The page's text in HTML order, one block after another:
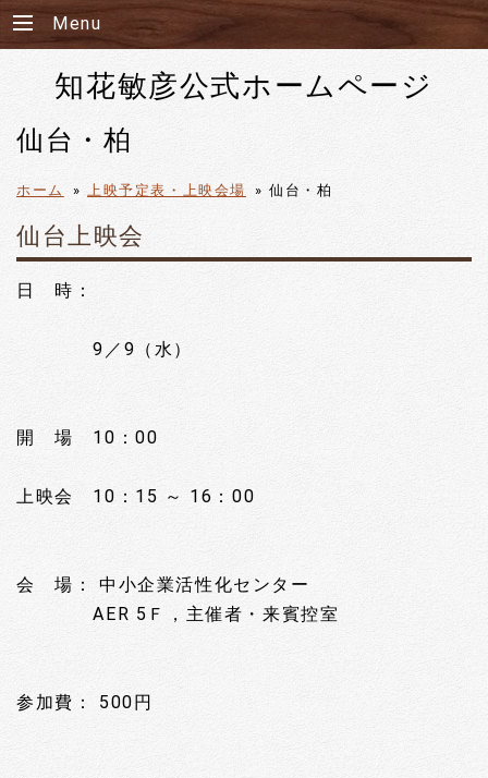
Menu
知花敏彦公式ホームページ
仙台・柏
ホーム » 上映予定表・上映会場 » 仙台・柏
仙台上映会
日 時：
9／9（水）
開 場 10：00
上映会 10：15 ～ 16：00
会 場： 中小企業活性化センター
AER 5Ｆ，主催者・来賓控室
参加費： 500円